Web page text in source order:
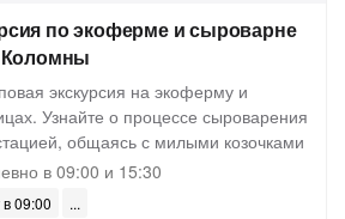
по экоферме и сыроварне
Коломны
экскурсия на экоферму и
Узнайте о процессе сыроварения
общаясь с милыми козочками
в 09:00 и 15:30
в 09:00